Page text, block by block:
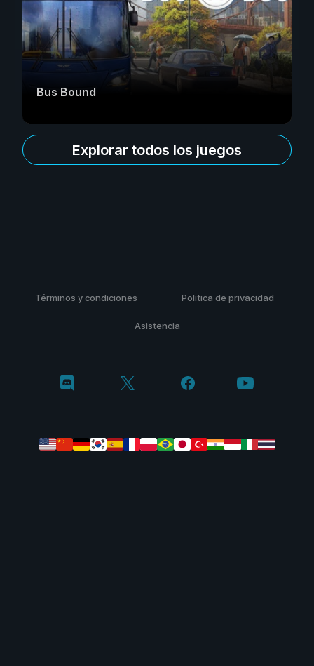
Bus Bound
Explorar todos los juegos
Términos y condiciones Politica de privacidad
Asistencia